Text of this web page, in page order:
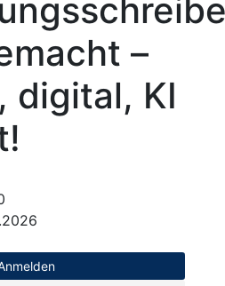
–
digital, KI